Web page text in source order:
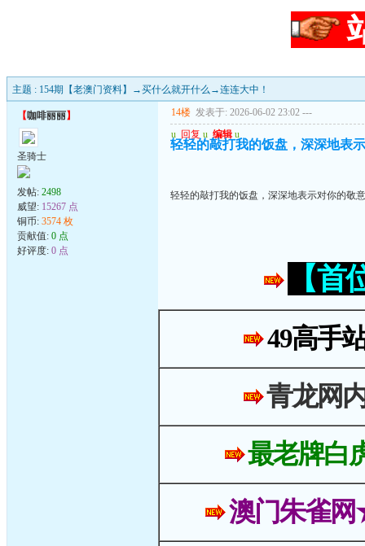
主题 : 154期【老澳门资料】→买什么就开什么→连连大中！
【咖啡丽丽】
圣骑士
发帖: 2498
威望: 15267 点
铜币: 3574 枚
贡献值: 0 点
好评度: 0 点
14楼 发表于: 2026-06-02 23:02 ---
u 回复 u 编辑 u
轻轻的敲打我的饭盘，深深地表
轻轻的敲打我的饭盘，深深地表示对你的敬
【
49高手
青龙网
最老牌白
澳门朱雀